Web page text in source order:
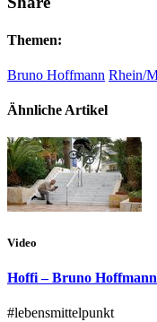
Themen:
Bruno Hoffmann Rhein/
Ähnliche Artikel
Video
Hoffi – Bruno
#lebensmittelpunkt